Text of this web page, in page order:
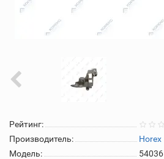
Рейтинг:
Производитель:
Horex
Модель:
54036